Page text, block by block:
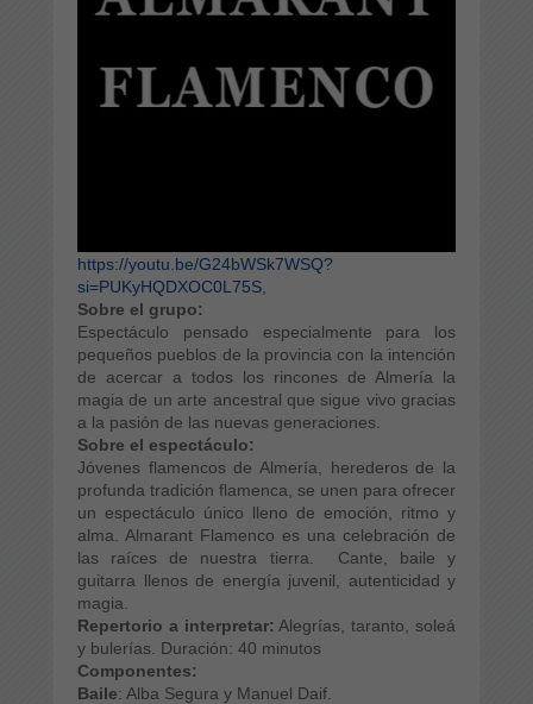
https://youtu.be/G24bWSk7WSQ?
si=PUKyHQDXOC0L75S
Sobre el grupo:
Espectáculo pensado especialmente para los
pequeños pueblos de la provincia con la intención
de acercar a todos los rincones de Almería la
magia de un arte ancestral que sigue vivo gracias
a la pasión de las nuevas generaciones.
Sobre el espectáculo:
Jóvenes flamencos de Almería, herederos de la
profunda tradición flamenca, se unen para ofrecer
un espectáculo único lleno de emoción, ritmo y
alma. Almarant Flamenco es una celebración de
las raíces de nuestra tierra. Cante, baile y
guitarra llenos de energía juvenil, autenticidad y
magia.
Repertorio a interpretar: Alegrías, taranto, soleá
y bulerías. Duración: 40 minutos
Componentes:
Baile: Alba Segura y Manuel Daif.